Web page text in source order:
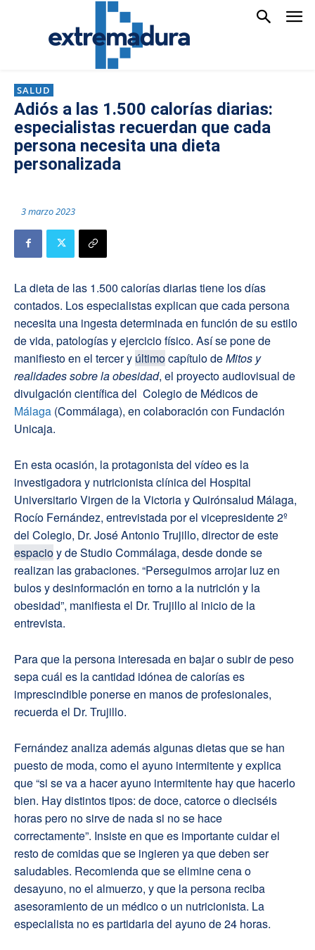
SALUD
Adiós a las 1.500 calorías diarias:
especialistas recuerdan que cada
persona necesita una dieta
personalizada
3 marzo 2023
La dieta de las 1.500 calorías diarias tiene los días
contados. Los especialistas explican que cada persona
necesita una ingesta determinada en función de su estilo
de vida, patologías y ejercicio físico. Así se pone de
manifiesto en el tercer y últimocapítulo deMitos y
realidades sobre la obesidad, el proyecto audiovisual de
divulgación científica del Colegio de Médicos de
Málaga (Commálaga), en colaboración con Fundación
Unicaja.
En esta ocasión, la protagonista del vídeo es la
investigadora y nutricionista clínica del Hospital
Universitario Virgen de la Victoria y Quirónsalud Málaga,
Rocío Fernández, entrevistada por el vicepresidente 2º
del Colegio, Dr. José Antonio Trujillo, director de este
espacioy de Studio Commálaga, desde donde se
realizan las grabaciones. “Perseguimos arrojar luz en
bulos y desinformación en torno a la nutrición y la
obesidad”, manifiesta el Dr. Trujillo al inicio de la
entrevista.
Para que la persona interesada en bajar o subir de peso
sepa cuál es la cantidad idónea de calorías es
imprescindible ponerse en manos de profesionales,
recuerda el Dr. Trujillo.
Fernández analiza además algunas dietas que se han
puesto de moda, como el ayuno intermitente y explica
que “si se va a hacer ayuno intermitente hay que hacerlo
bien. Hay distintos tipos: de doce, catorce o dieciséis
horas pero no sirve de nada si no se hace
correctamente”. Insiste en que es importante cuidar el
resto de comidas que se ingieren ya que deben ser
saludables. Recomienda que se elimine cena o
desayuno, no el almuerzo, y que la persona reciba
asesoramiento de un médico o un nutricionista. La
especialista no es partidaria del ayuno de 24 horas.